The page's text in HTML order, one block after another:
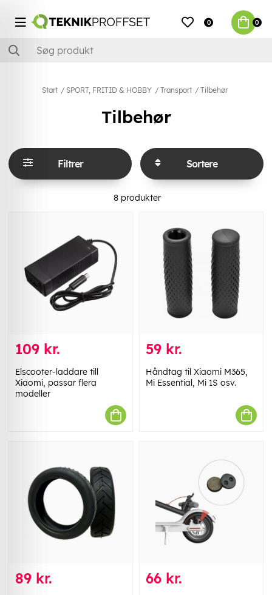
0 0
Start SPORT, FRITID & HOBBY Transport Tilbehør
Tilbehør
Filtrer Sortere
8 produkter
109 kr.
Elscooter-laddare till
Xiaomi, passar flera
modeller
59 kr.
Håndtag til Xiaomi M365,
Mi Essential, Mi 1S osv.
89 kr. 66 kr.